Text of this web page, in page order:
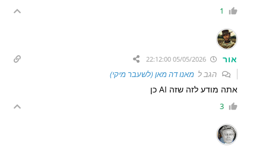
1
אור
הגב למאנו דה מאן (לשעבר מיקי)
אתה מודע לזה שזה AI כן
3